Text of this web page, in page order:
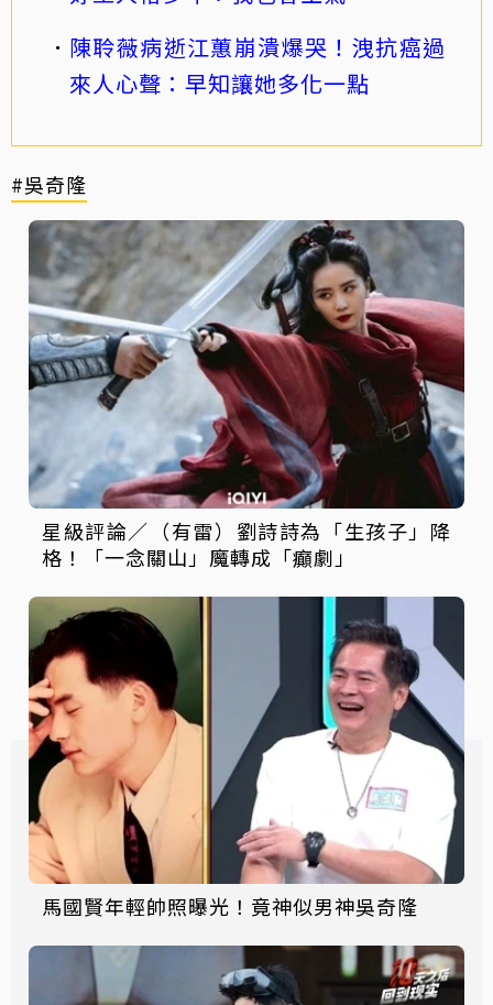
陳聆薇病逝江蕙崩潰爆哭！洩抗癌過
來人心聲：早知讓她多化一點
#吳奇隆
星級評論／（有雷）劉詩詩為「生孩子」降
格！「一念關山」魔轉成「癲劇」
馬國賢年輕帥照曝光！竟神似男神吳奇隆